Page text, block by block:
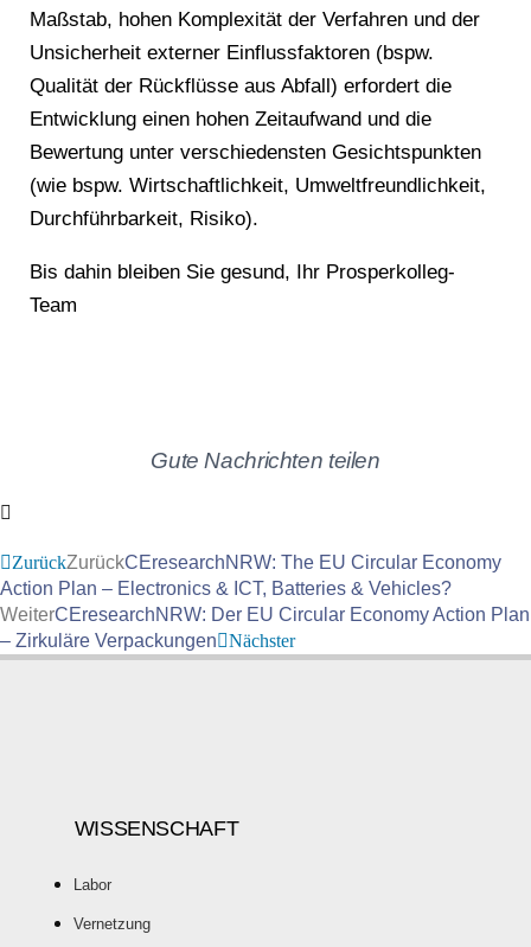
Maßstab, hohen Komplexität der Verfahren und der
Unsicherheit externer Einflussfaktoren (bspw.
Qualität der Rückflüsse aus Abfall) erfordert die
Entwicklung einen hohen Zeitaufwand und die
Bewertung unter verschiedensten Gesichtspunkten
(wie bspw. Wirtschaftlichkeit, Umweltfreundlichkeit,
Durchführbarkeit, Risiko).
Bis dahin bleiben Sie gesund, Ihr Prosperkolleg-
Team
Gute Nachrichten teilen
ZurückZurückCEresearchNRW: The EU Circular Economy
Action Plan – Electronics & ICT, Batteries & Vehicles?
WeiterCEresearchNRW: Der EU Circular Economy Action Plan
– Zirkuläre Verpackungen
Nächster
WISSENSCHAFT
Labor
Vernetzung